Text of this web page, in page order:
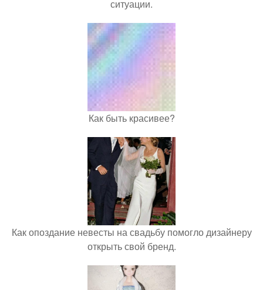
ситуации.
Как быть красивее?
Как опоздание невесты на свадьбу помогло дизайнеру
открыть свой бренд.